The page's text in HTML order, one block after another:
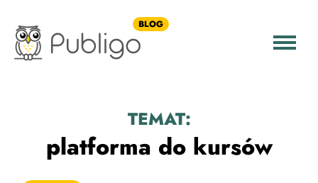
BLOG
TEMAT:
platforma do kursów